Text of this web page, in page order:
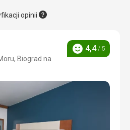
opinii
Biograd na
Ocena
4,4/ 5